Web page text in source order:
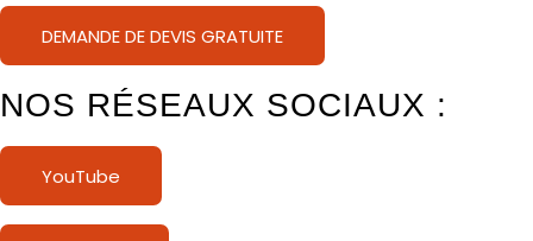
DEMANDE DE DEVIS GRATUITE
NOS RÉSEAUX SOCIAUX :
YouTube